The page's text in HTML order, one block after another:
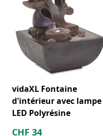
vidaXL Fontaine
d'intérieur avec lampe
LED Polyrésine
CHF 34